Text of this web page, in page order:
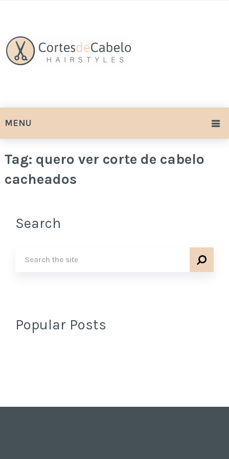
MENU
Tag: quero ver corte de cabelo
cacheados
Search
Popular Posts